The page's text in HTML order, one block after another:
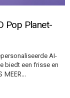
Pop Planet-
AI-
biedt een frisse en
MEER…